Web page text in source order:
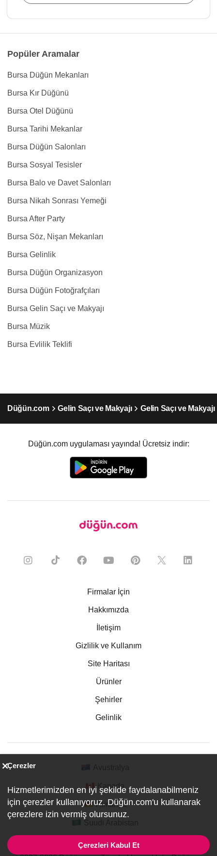
Popüler Aramalar
Bursa Düğün Mekanları
Bursa Kır Düğünü
Bursa Otel Düğünü
Bursa Tarihi Mekanlar
Bursa Düğün Salonları
Bursa Sosyal Tesisler
Bursa Balo ve Davet Salonları
Bursa Nikah Sonrası Yemeği
Bursa After Party
Bursa Söz, Nişan Mekanları
Bursa Gelinlik
Bursa Düğün Organizasyon
Bursa Düğün Fotoğrafçıları
Bursa Gelin Saçı ve Makyajı
Bursa Müzik
Bursa Evlilik Teklifi
Düğün.com Gelin Saçı ve Makyajı Gelin Saçı ve
Düğün.com uygulaması yayında! Ücretsiz indir:
Firmalar İçin
Hakkımızda
İletişim
Gizlilik ve Kullanım
Site Haritası
Ürünler
Şehirler
Gelinlik
Kanada
Almanya
Çerezler
Hizmetlerimizden en iyi şekilde faydalanabilmeniz
için çerezler kullanıyoruz. Düğün.com'u kullanarak
çerezlere izin vermiş olursunuz.
Çerezleri Kabul Et